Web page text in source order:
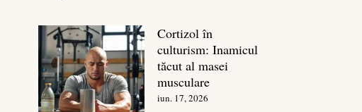
spate:
Top
7
mișcări
pentru
un
Cortizol în
culturism: Inamicul
tăcut al masei
musculare
iun. 17, 2026